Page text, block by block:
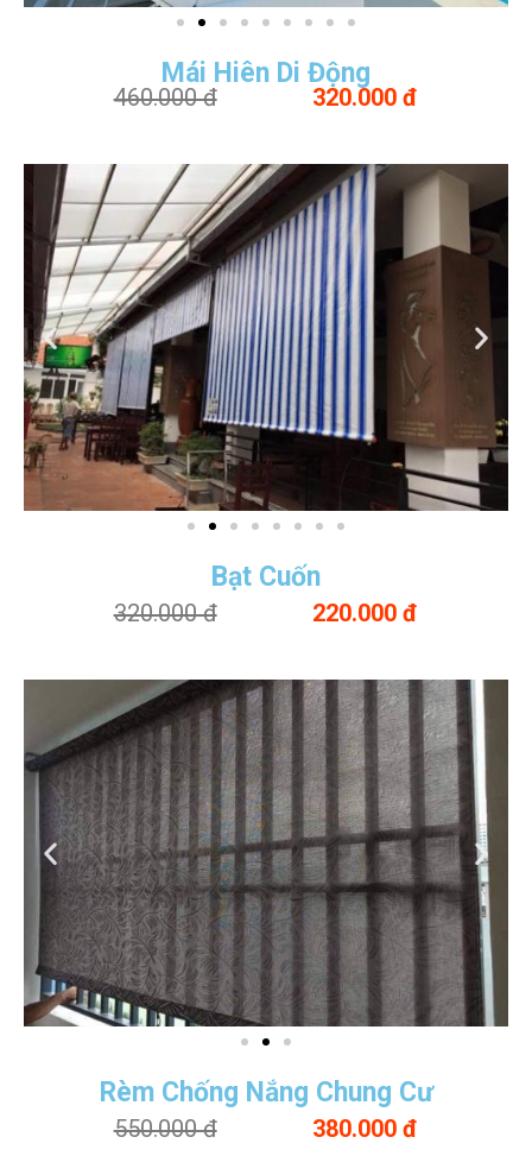
460.000 đ 320.000 đ
Mái Hiên Di Động
Bạt Cuốn
320.000 đ 220.000 đ
Rèm Chống Nắng Chung Cư
550.000 đ 380.000 đ